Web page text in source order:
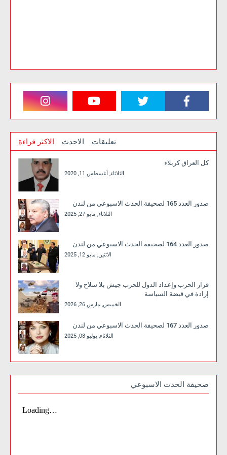
الاكثر قراءة الاحدث تعليقات
كل العراق كربلاء
الثلاثاء, أغسطس 11, 2020
صدور العدد 165 لصحيفة الحدث الاسبوعي من لندن
الثلاثاء, مايو 27, 2025
صدور العدد 164 لصحيفة الحدث الاسبوعي من لندن
الاثنين, مايو 12, 2025
قرار الحرب وإعداد الدول للحرب جيش بلا سلاح ولا
إرادة في قبضة السياسة
الخميس, مارس 26, 2026
صدور العدد 167 لصحيفة الحدث الاسبوعي من لندن
الثلاثاء, يوليو 08, 2025
صحيفة الحدث الاسبوعي